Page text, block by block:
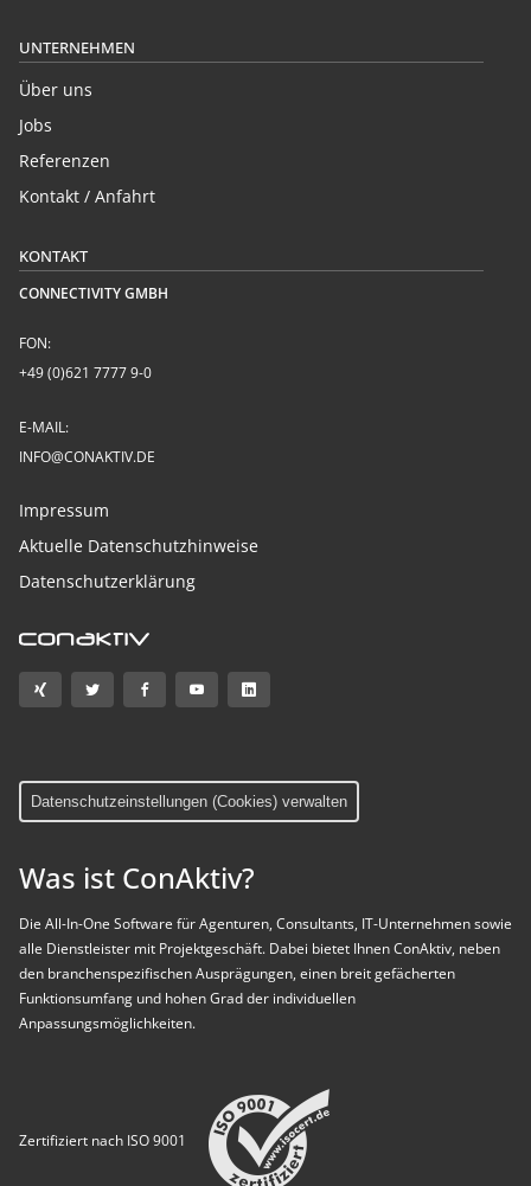
UNTERNEHMEN
Über uns
Jobs
Referenzen
Kontakt / Anfahrt
KONTAKT
CONNECTIVITY GMBH
FON:
+49 (0)621 7777 9-0
E-MAIL:
INFO@CONAKTIV.DE
Impressum
Aktuelle Datenschutzhinweise
Datenschutzerklärung
Datenschutzeinstellungen (Cookies) verwalten
Was ist ConAktiv?
Die All-In-One Software für Agenturen, Consultants, IT-Unternehmen sowie
alle Dienstleister mit Projektgeschäft. Dabei bietet Ihnen ConAktiv, neben
den branchenspezifischen Ausprägungen, einen breit gefächerten
Funktionsumfang und hohen Grad der individuellen
Anpassungsmöglichkeiten.
Zertifiziert nach ISO 9001